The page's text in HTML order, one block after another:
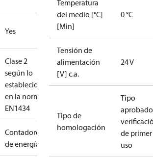
Yes
Clase 2
según lo
establecido
en la norma
EN1434
Contadores
de energía
Temperatura
del medio [°C]
[Min]
0 °C
Tensión de
alimentación
[V] c.a.
24 V
Tipo de
homologación
Tipo
de primer
uso